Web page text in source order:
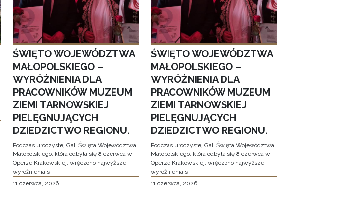
ŚWIĘTO WOJEWÓDZTWA
MAŁOPOLSKIEGO –
WYRÓŻNIENIA DLA
PRACOWNIKÓW MUZEUM
ZIEMI TARNOWSKIEJ
PIELĘGNUJĄCYCH
DZIEDZICTWO REGIONU.
Podczas uroczystej Gali Święta Województwa
Małopolskiego, która odbyła się 8 czerwca w
Operze Krakowskiej, wręczono najwyższe
wyróżnienia s
11 czerwca, 2026
ŚWIĘTO WOJEWÓDZTWA
MAŁOPOLSKIEGO –
WYRÓŻNIENIA DLA
PRACOWNIKÓW MUZEUM
ZIEMI TARNOWSKIEJ
PIELĘGNUJĄCYCH
DZIEDZICTWO REGIONU.
Podczas uroczystej Gali Święta Województwa
Małopolskiego, która odbyła się 8 czerwca w
Operze Krakowskiej, wręczono najwyższe
wyróżnienia s
11 czerwca, 2026